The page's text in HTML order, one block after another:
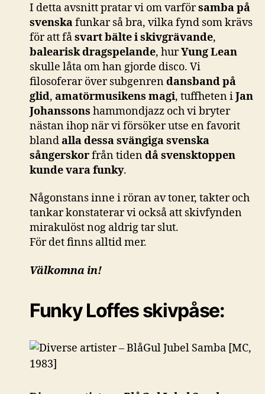
I detta avsnitt pratar vi om varförsamba på
svenskafunkar så bra, vilka fynd som krävs
för att fåsvart bälte i skivgrävande,
balearisk dragspelande, hurYung Lean
skulle låta om han gjorde disco. Vi
filosoferar över subgenrendansband på
glid, amatörmusikens magi, tuffheten iJan
Johanssons hammondjazz och vi bryter
nästan ihop när vi försöker utse en favorit
blandalla dessa svängiga svenska
sångerskorfrån tidendå svensktoppen
kunde vara funky.
Någonstans inne i röran av toner, takter och
tankar konstaterar vi också att skivfynden
mirakulöst nog aldrig tar slut.
För det finns alltid mer.
Välkomna in!
Funky Loffes skivpåse: